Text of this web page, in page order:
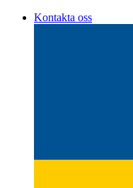
Kontakta oss